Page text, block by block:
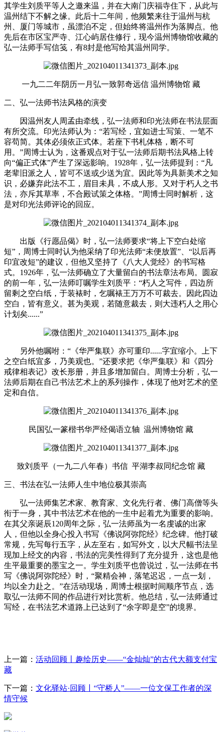
其学生刘质平等人之邀来温，并在大南门庆福寺住下，从此与
温州结下不解之缘。此后十二年间，他频繁来往于温州与杭
州、厦门等城市，虽漂泊不定，但始终将温州作为落脚点。他
先后在市区宝严寺、江心屿居住修行，现今温州博物馆收藏的
弘一法师手写信笺，有8封是他写给其温州同学。
一九二二年阴历一月弘一致郭奇远信 温州博物馆 藏
二、弘一法师书法风格的演变
因温州友人周孟由牵线，弘一法师和印光法师在书法层面
有所交流。印光法师认为： “若写经，宜如进士写策、一笔不
容苟简。其体必须依正式体。若座下书札体格，断不可
用。”周博士认为，这番观点对于弘一法师后期书法风格上转
向“偏正式体”产生了深远影响。1928年，弘一法师提到：“凡
老辈旧派之人，皆可不送或少送为宜。因此等为具新美术之知
识，必嫌弃此法不工，眉目未具，不成人形。又对于朽人之书
法，亦斥其草率，不合殿试策之体格。”周博士同时解析，这
是对印光法师评论的回应。
出版《行愿品偈》时，弘一法师要求“将上下空白处缩
短”，周博士同时认为他采纳了印光法师“未便放置”、“以后再
印宜改短”的建议，但他又坚持了《八大人觉经》的书写格
式。1926年，弘一法师确立了大量留白的书法章法布局。圆寂
的前一年，弘一法师叮嘱学生刘质平：“朽人之写件，四边所
留剩之空白纸，于装裱时，乞嘱裱王万万不可裁去。因此四边
空白，皆有意义。甚为美观，若随意裁去，则大违朽人之用心
计划矣......”
另外他嘱咐： “《华严集联》亦可重印......字宜缩小。上下
之空白纸宜多，乃美观也。”还要求把《华严集联》和《四分
戒律相表记》改长形册，并且多增加留白。周博士分析，弘一
法师后期在自己书法艺术上的系列操作，体现了他对艺术的坚
定和自信。
民国弘一篆楷书华严经偈语立轴 温州博物馆 藏
致刘质平（一九二八年春）书信 平湖李叔同纪念馆 藏
三、书法在弘一法师人生中地位极其崇高
弘一法师集艺术家、教育家、文化先行者、佛门高僧等头
衔于一身，其中书法艺术在他的一生中起着尤为重要的影响。
在其父亲诞辰120周年之际，弘一法师虽为一名虔诚的出家
人，但他以全身心投入书写《佛说阿弥陀经》纪念碑。他打破
常规，先写每行五字，从左至右，如写外文，以大尺幅书法呈
现加上经文的内容，书法的完美性得到了充分提升，这也是他
生平最重要的墨宝之一。学生刘质平也曾说过，弘一法师在书
写《佛说阿弥陀经》时，“聚精会神，落笔迟迟，一点一划，
均以全力赴之。”在活动现场，周博士根据时间顺序节点，选
取弘一法师不同的作品进行对比赏析。他总结，弘一法师通过
写经，在书法艺术道路上已达到了“余字即是空”的境界。
上一篇： 活动回顾丨趣绘历史——“金灿灿”的古代大额支付宝
藏
下一篇： 文化驿站·回顾丨“守桥人”——一位文保工作者的深
情守候